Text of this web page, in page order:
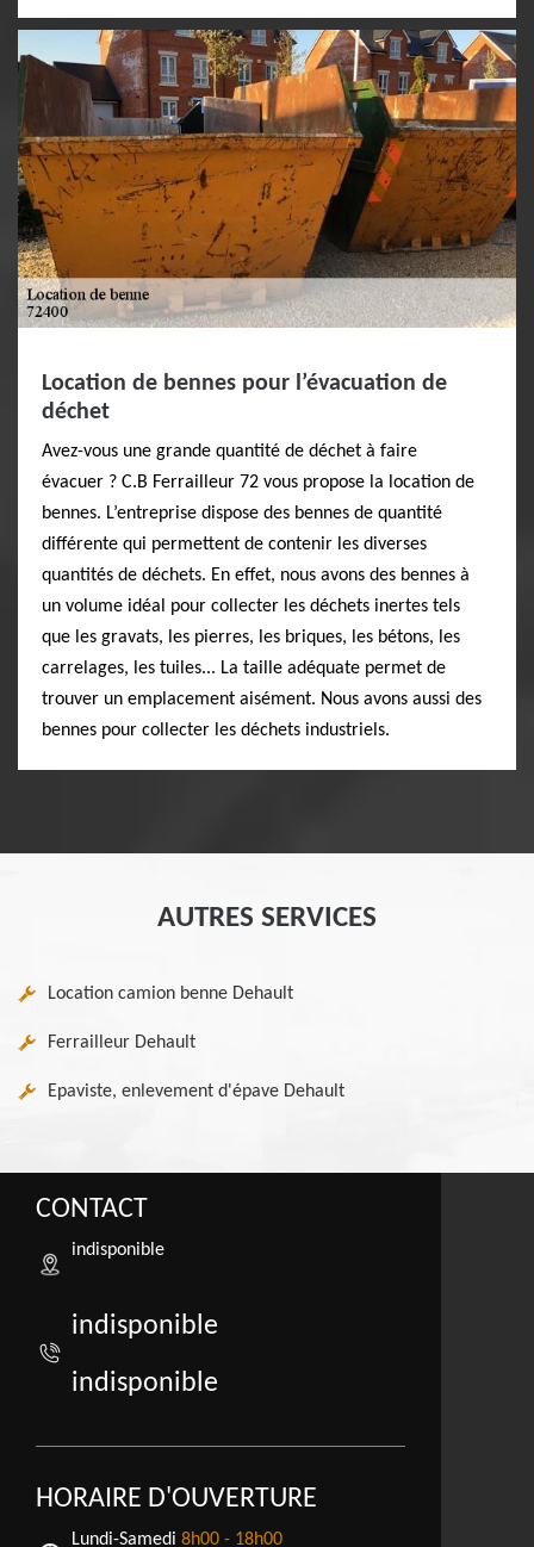
Location de bennes pour l’évacuation de
déchet
Avez-vous une grande quantité de déchet à faire
évacuer ? C.B Ferrailleur 72 vous propose la location de
bennes. L’entreprise dispose des bennes de quantité
différente qui permettent de contenir les diverses
quantités de déchets. En effet, nous avons des bennes à
un volume idéal pour collecter les déchets inertes tels
que les gravats, les pierres, les briques, les bétons, les
carrelages, les tuiles... La taille adéquate permet de
trouver un emplacement aisément. Nous avons aussi des
bennes pour collecter les déchets industriels.
AUTRES SERVICES
Location camion benne Dehault
Ferrailleur Dehault
Epaviste, enlevement d'épave Dehault
CONTACT
indisponible
indisponible
indisponible
HORAIRE D'OUVERTURE
Lundi-Samedi 8h00 - 18h00